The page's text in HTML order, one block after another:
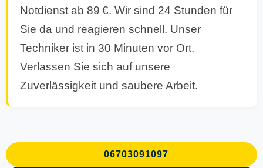
Notdienst ab 89 €. Wir sind 24 Stunden für
Sie da und reagieren schnell. Unser
Techniker ist in 30 Minuten vor Ort.
Verlassen Sie sich auf unsere
Zuverlässigkeit und saubere Arbeit.
06703091097